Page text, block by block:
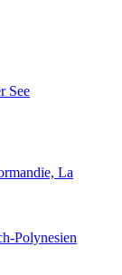
See
La
Polynesien